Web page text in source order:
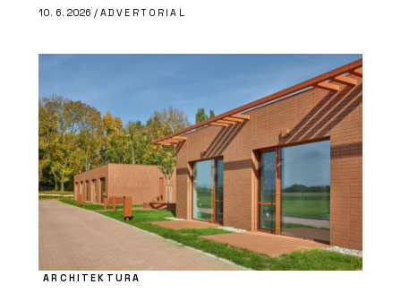
10. 6. 2026 / ADVERTORIAL
ARCHITEKTURA